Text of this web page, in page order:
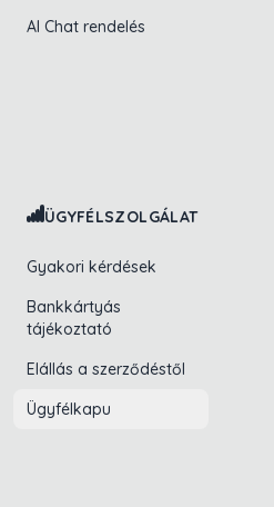
AI Chat rendelés
ÜGYFÉLSZOLGÁLAT
Gyakori kérdések
Bankkártyás
tájékoztató
Elállás a szerződéstől
Ügyfélkapu